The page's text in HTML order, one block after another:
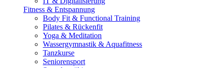
Fitness & Entspannung
Body Fit & Functional Training
Pilates & Rückenfit
Yoga & Meditation
Wassergymnastik & Aquafitness
Tanzkurse
Seniorensport